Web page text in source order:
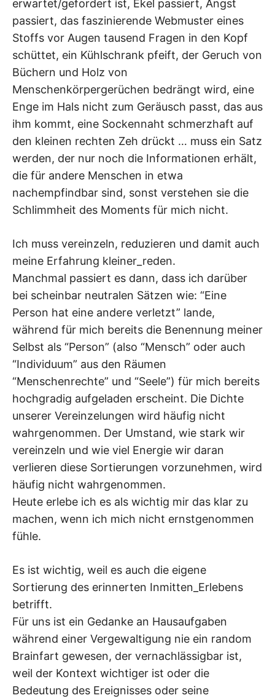
erwartet/gefordert ist, Ekel passiert, Angst
passiert, das faszinierende Webmuster eines
Stoffs vor Augen tausend Fragen in den Kopf
schüttet, ein Kühlschrank pfeift, der Geruch von
Büchern und Holz von
Menschenkörpergerüchen bedrängt wird, eine
Enge im Hals nicht zum Geräusch passt, das aus
ihm kommt, eine Sockennaht schmerzhaft auf
den kleinen rechten Zeh drückt … muss ein Satz
werden, der nur noch die Informationen erhält,
die für andere Menschen in etwa
nachempfindbar sind, sonst verstehen sie die
Schlimmheit des Moments für mich nicht.
Ich muss vereinzeln, reduzieren und damit auch
meine Erfahrung kleiner_reden.
Manchmal passiert es dann, dass ich darüber
bei scheinbar neutralen Sätzen wie: “Eine
Person hat eine andere verletzt” lande,
während für mich bereits die Benennung meiner
Selbst als “Person” (also “Mensch” oder auch
“Individuum” aus den Räumen
“Menschenrechte” und “Seele”) für mich bereits
hochgradig aufgeladen erscheint. Die Dichte
unserer Vereinzelungen wird häufig nicht
wahrgenommen. Der Umstand, wie stark wir
vereinzeln und wie viel Energie wir daran
verlieren diese Sortierungen vorzunehmen, wird
häufig nicht wahrgenommen.
Heute erlebe ich es als wichtig mir das klar zu
machen, wenn ich mich nicht ernstgenommen
fühle.
Es ist wichtig, weil es auch die eigene
Sortierung des erinnerten Inmitten_Erlebens
betrifft.
Für uns ist ein Gedanke an Hausaufgaben
während einer Vergewaltigung nie ein random
Brainfart gewesen, der vernachlässigbar ist,
weil der Kontext wichtiger ist oder die
Bedeutung des Ereignisses oder seine